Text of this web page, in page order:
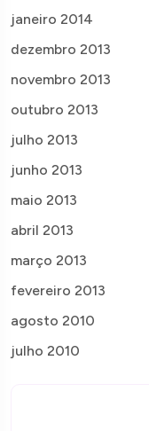
janeiro 2014
dezembro 2013
novembro 2013
outubro 2013
julho 2013
junho 2013
maio 2013
abril 2013
março 2013
fevereiro 2013
agosto 2010
julho 2010